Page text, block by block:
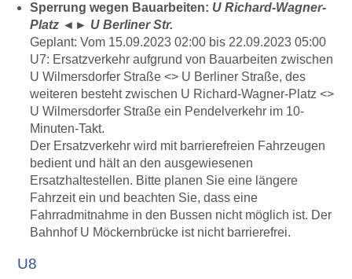
Sperrung wegen Bauarbeiten: U Richard-Wagner-
Platz ◄► U Berliner Str.
Geplant: Vom 15.09.2023 02:00 bis 22.09.2023 05:00
U7: Ersatzverkehr aufgrund von Bauarbeiten zwischen
U Wilmersdorfer Straße <> U Berliner Straße, des
weiteren besteht zwischen U Richard-Wagner-Platz <>
U Wilmersdorfer Straße ein Pendelverkehr im 10-
Minuten-Takt.
Der Ersatzverkehr wird mit barrierefreien Fahrzeugen
bedient und hält an den ausgewiesenen
Ersatzhaltestellen. Bitte planen Sie eine längere
Fahrzeit ein und beachten Sie, dass eine
Fahrradmitnahme in den Bussen nicht möglich ist. Der
Bahnhof U Möckernbrücke ist nicht barrierefrei.
U8